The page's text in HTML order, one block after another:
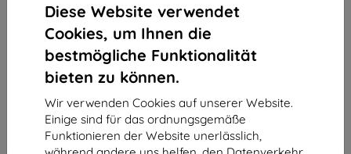
Diese Website verwendet
Cookies, um Ihnen die
bestmögliche Funktionalität
bieten zu können.
Wir verwenden Cookies auf unserer Website.
Einige sind für das ordnungsgemäße
Funktionieren der Website unerlässlich,
Rabatt
auf sämtliches Zubehör dafür!
Produktbeschreibung
71,90 €
64,71 €
ohne MWSt54,38 €